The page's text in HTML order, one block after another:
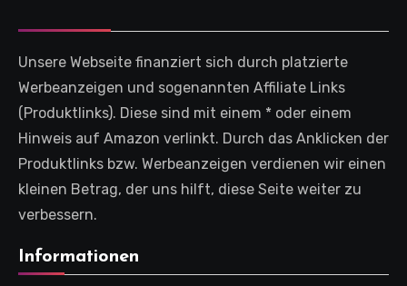
Unsere Webseite finanziert sich durch platzierte
Werbeanzeigen und sogenannten Affiliate Links
(Produktlinks). Diese sind mit einem * oder einem
Hinweis auf Amazon verlinkt. Durch das Anklicken der
Produktlinks bzw. Werbeanzeigen verdienen wir einen
kleinen Betrag, der uns hilft, diese Seite weiter zu
verbessern.
Informationen